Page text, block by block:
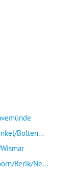
Bolten...
Rerik/Ne...